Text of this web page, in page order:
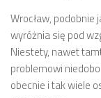
Wrocław, podobnie
wyróżnia się pod
Niestety, nawet
problemowi
obecnie i tak wiele